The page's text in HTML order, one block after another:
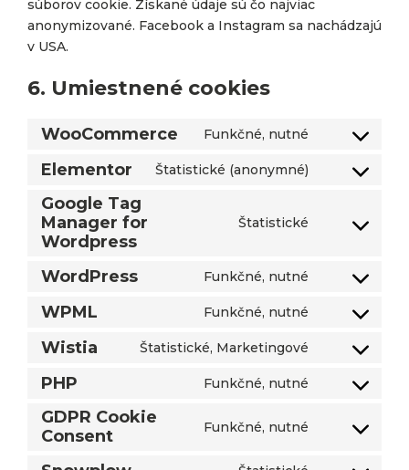
súborov cookie. Získané údaje sú čo najviac
anonymizované. Facebook a Instagram sa nachádzajú
v USA.
6. Umiestnené cookies
WooCommerce Funkčné, nutné
Consent
Elementor Štatistické (anonymné)
Consent
service
Google Tag
Manager for
Wordpress
Štatistické
Consent
service
wordpress
WordPress Funkčné, nutné
Consent
wordpress
WPML Funkčné, nutné
Consent
wpml
Wistia Štatistické, Marketingové
Consent
PHP Funkčné, nutné
Consent
service
GDPR Cookie
Consent
Funkčné, nutné
Consent